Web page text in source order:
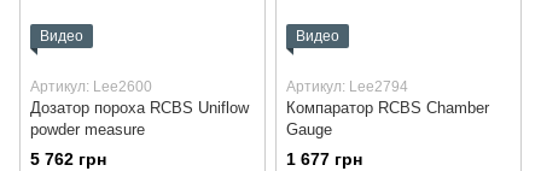
Видео
Артикул: Lee2600
Дозатор пороха RCBS Uniflow
powder measure
5 762 грн
Видео
Артикул: Lee2794
Компаратор RCBS Chamber
Gauge
1 677 грн